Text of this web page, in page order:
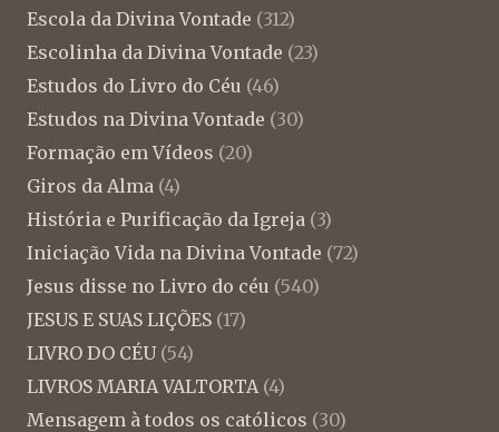
Escola da Divina Vontade (312)
Escolinha da Divina Vontade (23)
Estudos do Livro do Céu (46)
Estudos na Divina Vontade (30)
Formação em Vídeos (20)
Giros da Alma (4)
História e Purificação da Igreja (3)
Iniciação Vida na Divina Vontade (72)
Jesus disse no Livro do céu (540)
JESUS E SUAS LIÇÕES (17)
LIVRO DO CÉU (54)
LIVROS MARIA VALTORTA (4)
Mensagem à todos os católicos (30)